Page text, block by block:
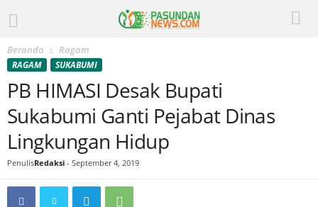
Beranda Ragam
RAGAM SUKABUMI
PB HIMASI Desak Bupati
Sukabumi Ganti Pejabat Dinas
Lingkungan Hidup
PenulisRedaksi - September 4, 2019